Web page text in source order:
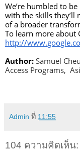
We’re humbled to
with the skills they’ll
of a broader
http://
Author: Samuel
Access Programs,
Admin ที่ 11:55
104 ความคิดเห็น: